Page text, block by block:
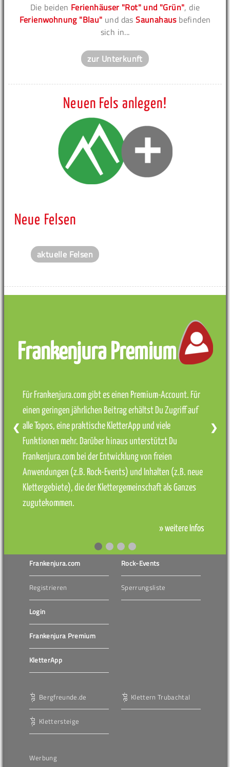
Die beiden Ferienhäuser "Rot" und "Grün", die
Ferienwohnung "Blau" und dasSaunahausbefinden
sich in...
zur Unterkunft
Neuen Fels anlegen!
Neue Felsen
aktuelle Felsen
Frankenjura Premium
Für Frankenjura.com gibt es einen Premium-Account. Für
einen geringen jährlichen Beitrag erhältst Du Zugriff auf
alle Topos, eine praktische KletterApp und viele
Funktionen mehr. Darüber hinaus unterstützt Du
Frankenjura.com bei der Entwicklung von freien
Anwendungen (z.B. Rock-Events) und Inhalten (z.B. neue
Klettergebiete), die der Klettergemeinschaft als Ganzes
zugutekommen.
» weitere Infos
❮ ❯
Frankenjura.com
Registrieren
Login
Frankenjura Premium
KletterApp
Rock-Events
Sperrungsliste
Bergfreunde.de
Klettersteige
Klettern Trubachtal
Werbung